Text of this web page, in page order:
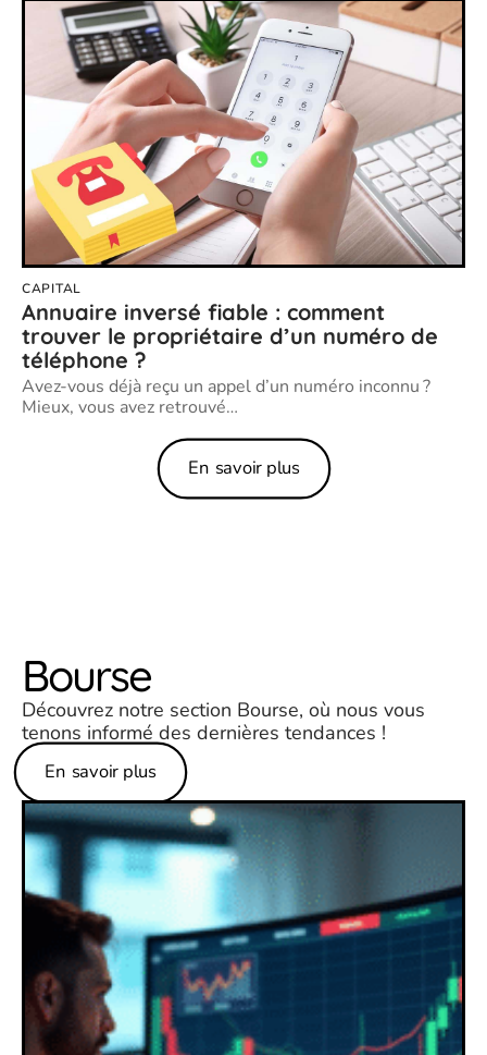
CAPITAL
Annuaire inversé fiable : comment
trouver le propriétaire d’un numéro de
téléphone ?
Avez-vous déjà reçu un appel d’un numéro inconnu ?
Mieux, vous avez retrouvé…
En savoir plus
Bourse
Découvrez notre section Bourse, où nous vous
tenons informé des dernières tendances !
En savoir plus